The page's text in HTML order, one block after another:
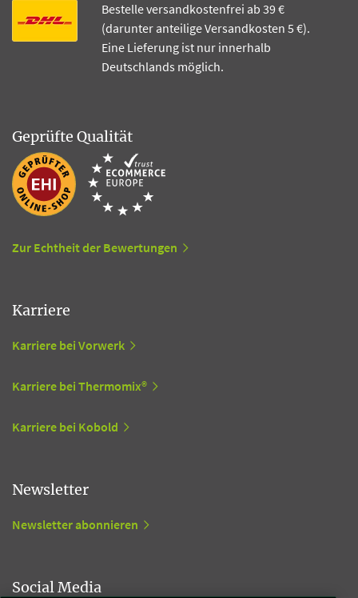
Bestelle versandkostenfrei ab 39 €
(darunter anteilige Versandkosten 5 €).
Eine Lieferung ist nur innerhalb
Deutschlands möglich.
Geprüfte Qualität
Zur Echtheit der Bewertungen
Karriere
Karriere bei Vorwerk
Karriere bei Thermomix®
Karriere bei Kobold
Newsletter
Newsletter abonnieren
Social Media